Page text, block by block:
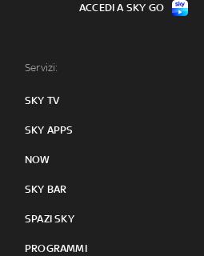
Servizi:
SKY TV
SKY APPS
NOW
SKY BAR
SPAZI SKY
PROGRAMMI
ACCEDI A SKY GO